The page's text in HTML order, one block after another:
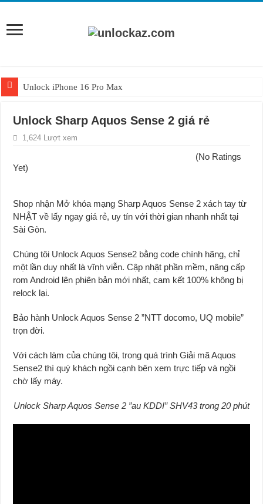
Unlock iPhone 16 Pro Max
Unlock Samsung Galaxy S26 Ultra
Unlock Motorola Razr 2024
Unlock Samsung Galaxy Z Fold 7 giá rẻ
Unlock Sharp Aquos Sense 2 giá rẻ
1,624 Lượt xem
(No Ratings
Yet)
Shop nhận Mở khóa mạng Sharp Aquos Sense 2 xách tay từ
NHẬT về lấy ngay giá rẻ, uy tín với thời gian nhanh nhất tại
Sài Gòn.
Chúng tôi Unlock Aquos Sense2 bằng code chính hãng, chỉ
một lần duy nhất là vĩnh viễn. Cập nhật phần mềm, nâng cấp
rom Android lên phiên bản mới nhất, cam kết 100% không bị
relock lại.
Bảo hành Unlock Aquos Sense 2 ”NTT docomo, UQ mobile”
trọn đời.
Với cách làm của chúng tôi, trong quá trình Giải mã Aquos
Sense2 thì quý khách ngồi cạnh bên xem trực tiếp và ngồi
chờ lấy máy.
Unlock Sharp Aquos Sense 2 ”au KDDI” SHV43 trong 20 phút